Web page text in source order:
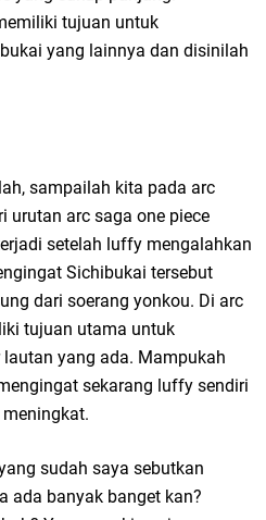
tujuan untuk
yang lainnya dan disinilah
sampailah kita pada arc
urutan arc saga one piece
setelah luffy mengalahkan
Sichibukai tersebut
dari soerang yonkou. Di arc
tujuan utama untuk
yang ada. Mampukah
sekarang luffy sendiri
sudah saya sebutkan
ada banyak banget kan?